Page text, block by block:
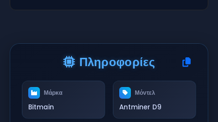
Πληροφορίες
Μάρκα
Bitmain
Μόντελ
Antminer D9